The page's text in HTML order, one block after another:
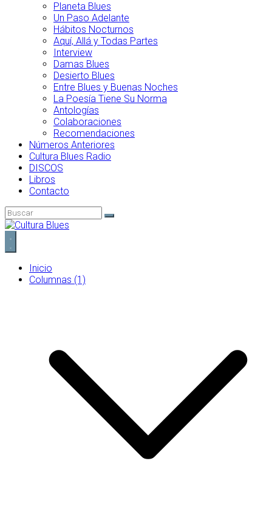
Planeta Blues
Un Paso Adelante
Hábitos Nocturnos
Aquí, Allá y Todas Partes
Interview
Damas Blues
Desierto Blues
Entre Blues y Buenas Noches
La Poesía Tiene Su Norma
Antologías
Colaboraciones
Recomendaciones
Números Anteriores
Cultura Blues Radio
DISCOS
Libros
Contacto
Inicio
Columnas (1)